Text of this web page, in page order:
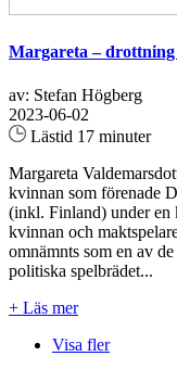
Margareta –
av: Stefan Högberg
2023-06-02
Lästid 17 minuter
Margareta
kvinnan som förenade
(inkl. Finland) under en
kvinnan och
omnämnts som en av
politiska spelbrädet...
+ Läs mer
Visa fler